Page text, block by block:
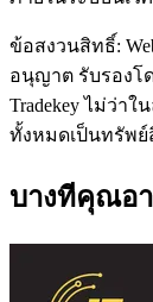
ข้อสงวนสิทธิ์:
อนุญาต รับรองโ
Tradekey ไม่ว่
ทั้งหมดเป็นทรัพย์
บางทีคุณอ